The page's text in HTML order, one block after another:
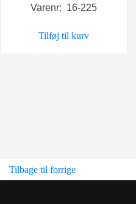
Varenr: 16-225
Tilføj til kurv
Tilbage til forrige